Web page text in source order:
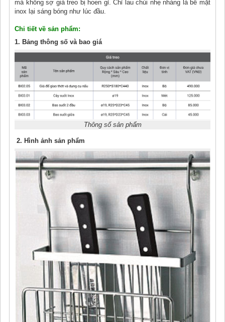
mà không sợ giá treo bị hoen gỉ. Chỉ lau chùi nhẹ nhàng là bề mặt
inox lại sáng bóng như lúc đầu.
Chi tiết về sản phẩm:
1. Bảng thông số và bao giá
Thông số sản phẩm
2. Hình ảnh sản phẩm